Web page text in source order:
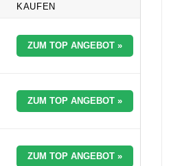
KAUFEN
ZUM TOP ANGEBOT »
ZUM TOP ANGEBOT »
ZUM TOP ANGEBOT »